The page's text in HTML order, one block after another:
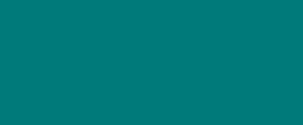
Kommentar
veröffentlicht.